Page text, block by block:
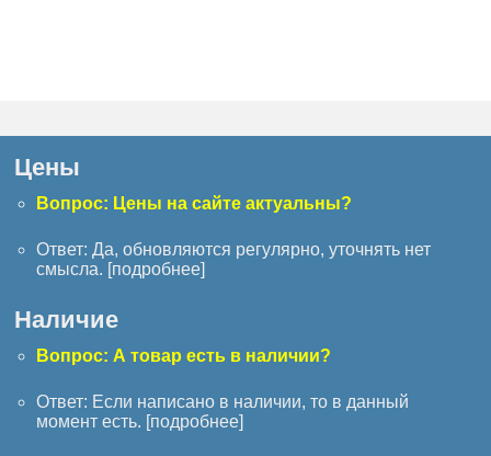
Цены
Вопрос: Цены на сайте актуальны?
Ответ: Да, обновляются регулярно, уточнять нет
смысла. [подробнее]
Наличие
Вопрос: А товар есть в наличии?
Ответ: Если написано в наличии, то в данный
момент есть. [подробнее]